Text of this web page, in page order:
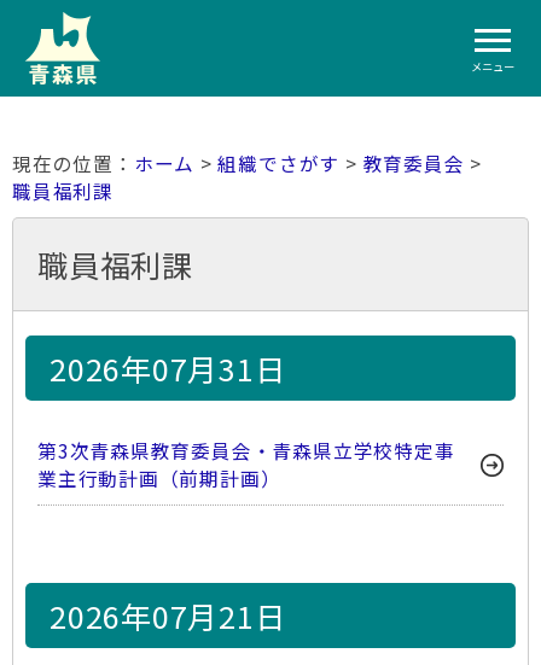
メニュー
ホーム >組織でさがす > 教育委員会 >
職員福利課
職員福利課
2026年07月31日
第3次青森県教育委員会・青森県立学校特定事
業主行動計画（前期計画）
2026年07月21日